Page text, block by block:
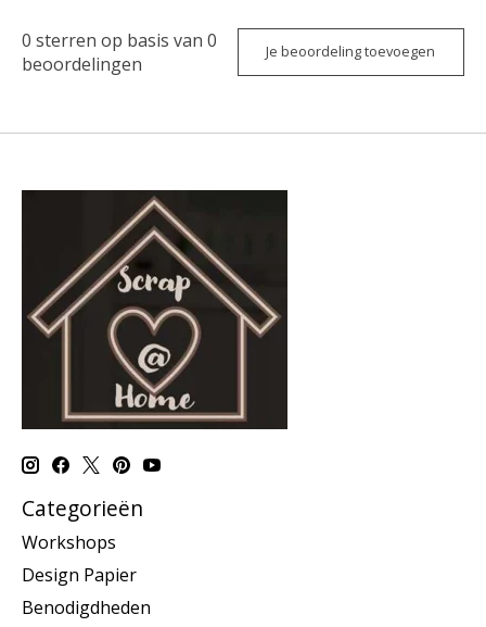
0 sterren op basis van 0
beoordelingen
Je beoordeling toevoegen
Categorieën
Workshops
Design Papier
Benodigdheden